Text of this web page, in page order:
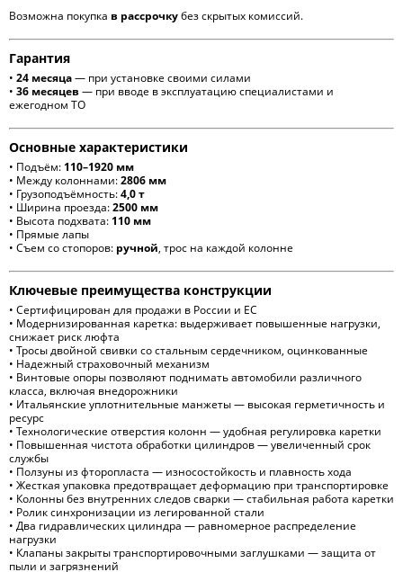
Возможна покупка в рассрочкубез скрытых комиссий.
Гарантия
• 24 месяца— при установке своими силами
• 36 месяцев — при вводе в эксплуатацию специалистами и
ежегодном ТО
Основные характеристики
• Подъём: 110–1920 мм
• Между колоннами:2806 мм
• Грузоподъёмность:4,0 т
• Ширина проезда:2500 мм
• Высота подхвата: 110 мм
• Прямые лапы
• Съем со стопоров: ручной, трос на каждой колонне
Ключевые преимущества конструкции
• Сертифицирован для продажи в России и ЕС
• Модернизированная каретка: выдерживает повышенные нагрузки,
снижает риск люфта
• Тросы двойной свивки со стальным сердечником, оцинкованные
• Надежный страховочный механизм
• Винтовые опоры позволяют поднимать автомобили различного
класса, включая внедорожники
• Итальянские уплотнительные манжеты — высокая герметичность и
ресурс
• Технологические отверстия колонн — удобная регулировка каретки
• Повышенная чистота обработки цилиндров — увеличенный срок
службы
• Ползуны из фторопласта — износостойкость и плавность хода
• Жесткая упаковка предотвращает деформацию при транспортировке
• Колонны без внутренних следов сварки — стабильная работа каретки
• Ролик синхронизации из легированной стали
• Два гидравлических цилиндра — равномерное распределение
нагрузки
• Клапаны закрыты транспортировочными заглушками — защита от
пыли и загрязнений